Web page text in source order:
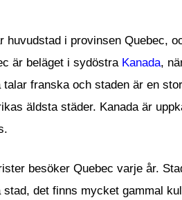
huvudstad i provinsen Quebec,
är beläget i sydöstra Kanada,
talar franska och staden är en
äldsta städer. Kanada är
besöker Quebec varje år.
stad, det finns mycket gammal